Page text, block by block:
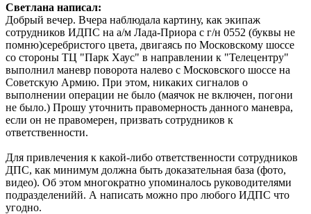
Cветлана написал:
Добрый вечер. Вчера наблюдала картину, как экипаж
сотрудников ИДПС на а/м Лада-Приора с г/н 0552 (буквы не
помню)серебристого цвета, двигаясь по Московскому шоссе
со стороны ТЦ "Парк Хаус" в направлении к "Телецентру"
выполнил маневр поворота налево с Московского шоссе на
Советскую Армию. При этом, никаких сигналов о
выполнении операции не было (маячок не включен, погони
не было.) Прошу уточнить правомерность данного маневра,
если он не правомерен, призвать сотрудников к
ответственности.
Для привлечения к какой-либо ответственности сотрудников
ДПС, как минимум должна быть доказательная база (фото,
видео). Об этом многократно упоминалось руководителями
подразделенийй. А написать можно про любого ИДПС что
угодно.